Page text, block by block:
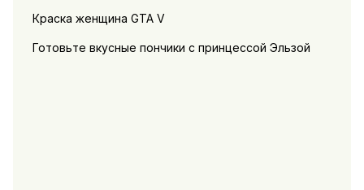
Краска женщина GTA V
Готовьте вкусные пончики с принцессой Эльзой